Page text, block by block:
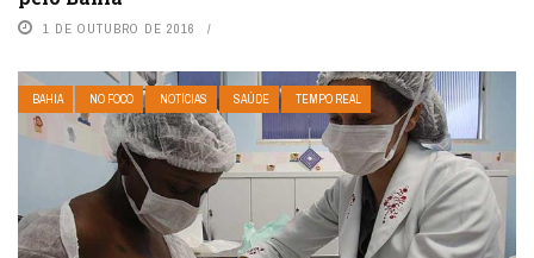
1 DE OUTUBRO DE 2016
BAHIA NO FOCO NOTÍCIAS SAÚDE TEMPO REAL